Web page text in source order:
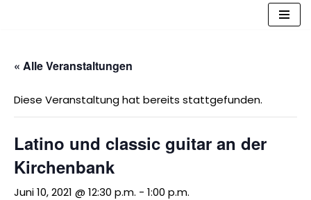
springen
« Alle Veranstaltungen
Diese Veranstaltung hat bereits stattgefunden.
Latino und classic guitar an der
Kirchenbank
Juni 10, 2021 @ 12:30 p.m. - 1:00 p.m.